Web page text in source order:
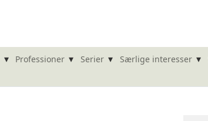
▾ Professioner ▾ Serier ▾ Særlige interesser ▾